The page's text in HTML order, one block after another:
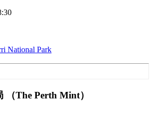
National Park
（The Perth Mint）